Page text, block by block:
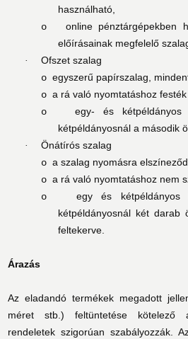
használható,
o
online pénztárgépekben
előírásainak megfelelő
·
Ofszet szalag
o egyszerű papírszalag,
o a rá való nyomtatáshoz
o
egy- és
kétpéldányosnál a második
·
Önátírós szalag
o a szalag nyomásra
o a rá való nyomtatáshoz nem
o
egy és
kétpéldányosnál két darab
feltekerve.
Árazás
Az eladandó termékek megadott
méret stb.) feltüntetése kötelező
rendeletek szigorúan szabályozzák.